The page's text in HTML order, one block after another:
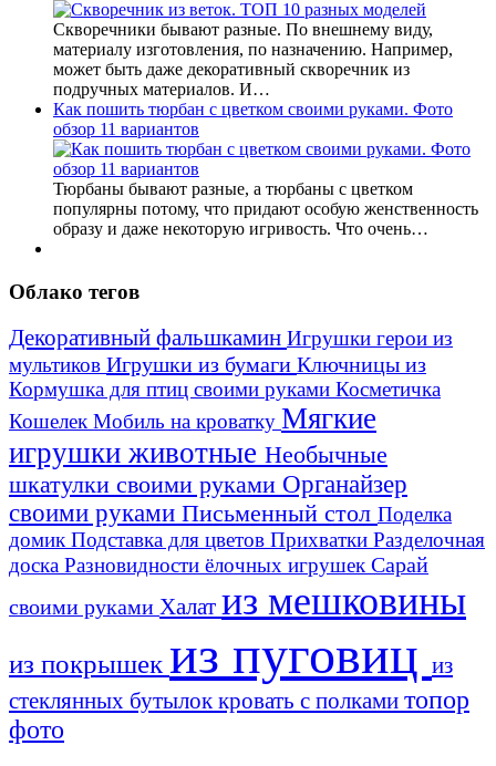
Скворечники бывают разные. По внешнему виду,
материалу изготовления, по назначению. Например,
может быть даже декоративный скворечник из
подручных материалов. И…
Как пошить тюрбан с цветком своими руками. Фото
обзор 11 вариантов
Тюрбаны бывают разные, а тюрбаны с цветком
популярны потому, что придают особую женственность
образу и даже некоторую игривость. Что очень…
Облако тегов
Декоративный фальшкамин Игрушки герои из
мультиков Игрушки из бумаги Ключницы из
Кормушка для птиц своими руками Косметичка
КошелекМобиль на кроватку Мягкие
игрушки животные Необычные
шкатулки своими руками Органайзер
своими руками Письменный стол Поделка
домикПодставка для цветов Прихватки Разделочная
доска Разновидности ёлочных игрушекСарай
своими руками Халат из мешковины
из покрышек из пуговиц из
стеклянных бутылоккровать с полками топор
фото